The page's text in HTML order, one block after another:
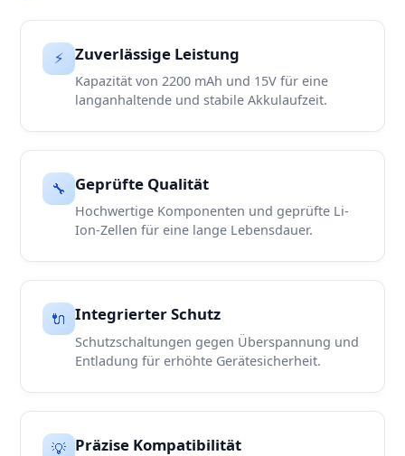
⚡ Zuverlässige Leistung
Kapazität von 2200 mAh und 15V für eine
langanhaltende und stabile Akkulaufzeit.
🔧 Geprüfte Qualität
Hochwertige Komponenten und geprüfte Li-
Ion-Zellen für eine lange Lebensdauer.
🔌 Integrierter Schutz
Schutzschaltungen gegen Überspannung und
Entladung für erhöhte Gerätesicherheit.
💡 Präzise Kompatibilität